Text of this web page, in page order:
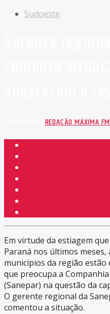
Sudoeste
ESCRITO PORREDAÇÃO MÁXIMA
Em virtude da estiagem
Paraná nos últimos
municípios da região estão
que preocupa a
(Sanepar) na questão da
O gerente regional da
comentou a situação.